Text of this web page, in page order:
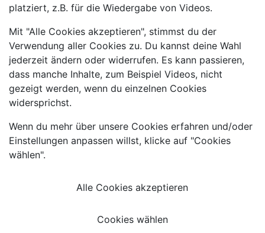
platziert, z.B. für die Wiedergabe von Videos.
Mit "Alle Cookies akzeptieren", stimmst du der
Verwendung aller Cookies zu. Du kannst deine Wahl
jederzeit ändern oder widerrufen. Es kann passieren,
dass manche Inhalte, zum Beispiel Videos, nicht
gezeigt werden, wenn du einzelnen Cookies
widersprichst.
Wenn du mehr über unsere Cookies erfahren und/oder
Einstellungen anpassen willst, klicke auf "Cookies
wählen".
Alle Cookies akzeptieren
Cookies wählen